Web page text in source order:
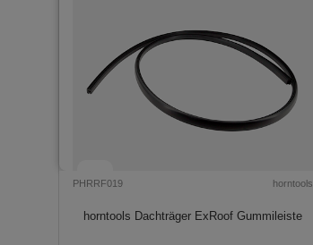
PHRRF019 horntools
horntools Dachträger ExRoof Gummileiste